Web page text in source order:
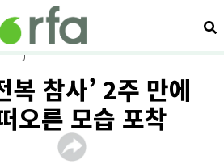
검
복 참사’ 2주 만에
오른 모습 포착